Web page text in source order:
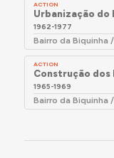
ACTION
Urbanização do
1962-1977
Bairro da Biquinha
ACTION
Construção dos
1965-1969
Bairro da Biquinha